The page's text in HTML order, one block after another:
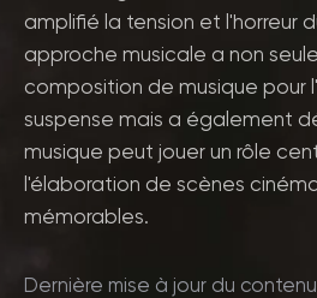
amplifié la tension et l'horreur
approche musicale a non
composition de musique pour
suspense mais a également
musique peut jouer un rôle
l'élaboration de scènes
mémorables.
Dernière mise à jour du contenu